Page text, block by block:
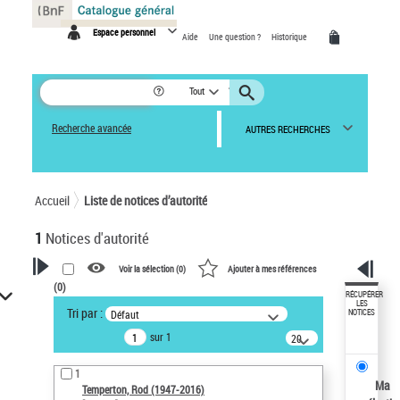
Espace personnel Aide Une question ? Historique
Tout
Recherche avancée AUTRES RECHERCHES
Accueil Liste de notices d’autorité
1 Notices d'autorité
VOTRE RECHERCHE
Recherche avancée dans les
notices d’autorité
Œuvres liées à l'auteur :
Temperton, Rod (1947-2016)
Voir la sélection (0) Ajouter à mes références
(0)
Tri par : Défaut
sur 1
20
résultats/page
1
Temperton, Rod (1947-2016)
RÉCUPÉRER
LES
NOTICES
Ma
Panneau de gestion des cookies